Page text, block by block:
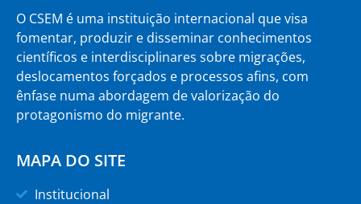
O CSEM é uma instituição internacional que visa
fomentar, produzir e disseminar conhecimentos
científicos e interdisciplinares sobre migrações,
deslocamentos forçados e processos afins, com
ênfase numa abordagem de valorização do
protagonismo do migrante.
MAPA DO SITE
Institucional